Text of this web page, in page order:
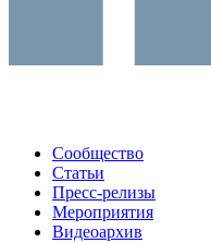
Сообщество
Статьи
Пресс-релизы
Мероприятия
Видеоархив